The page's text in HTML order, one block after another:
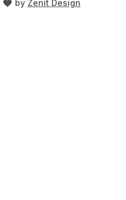
by Zenit Design